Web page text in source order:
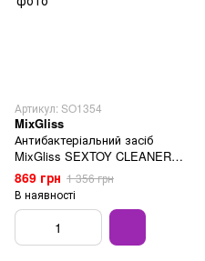
Артикул: SO1354
MixGliss
Антибактеріальний засіб
MixGliss SEXTOY CLEANER
100 мл
869 грн 1 356 грн
В наявності